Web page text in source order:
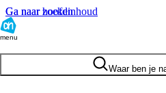
Ga naar hoofdinhoud
Ga naar zoeken
menu
Waar ben je